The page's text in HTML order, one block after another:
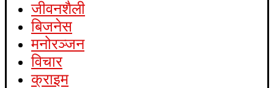
जीवनशैली
बिजनेस
मनोरञ्जन
विचार
क्राइम